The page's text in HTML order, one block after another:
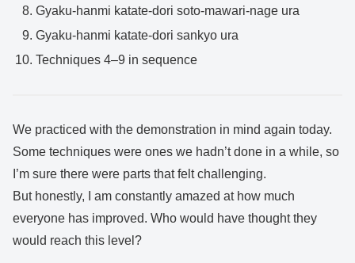
Gyaku-hanmi katate-dori soto-mawari-nage ura
Gyaku-hanmi katate-dori sankyo ura
Techniques 4–9 in sequence
We practiced with the demonstration in mind again today.
Some techniques were ones we hadn’t done in a while, so
I’m sure there were parts that felt challenging.
But honestly, I am constantly amazed at how much
everyone has improved. Who would have thought they
would reach this level?